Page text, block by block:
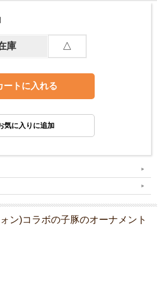
庫 △
ン)コラボの子豚のオーナメント